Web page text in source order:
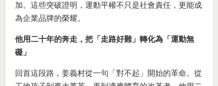
加。這些突破證明，運動平權不只是社會責任，更能成
為企業品牌的榮耀。
他用二十年的奔走，把「走路好難」轉化為「運動無
礙」
回首這段路，姜義村從一句「對不起」開始的革命。從